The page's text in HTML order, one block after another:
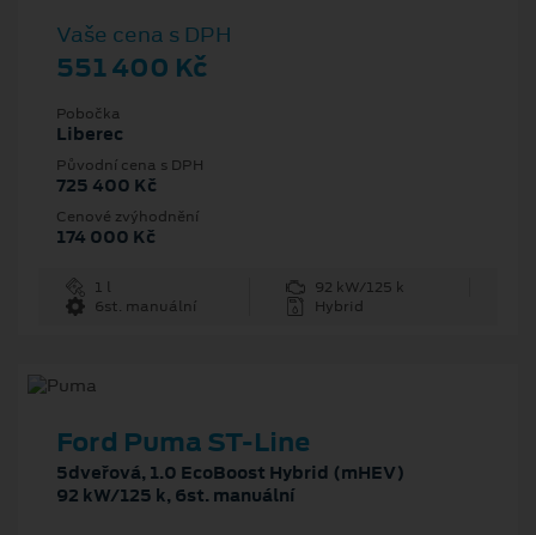
Vaše cena s DPH
551 400 Kč
Pobočka
Liberec
Původní cena s DPH
725 400 Kč
Cenové zvýhodnění
174 000 Kč
1 l
92 kW/125 k
6st. manuální
Hybrid
Ford Puma ST-Line
5dveřová, 1.0 EcoBoost Hybrid (mHEV)
92 kW/125 k, 6st. manuální